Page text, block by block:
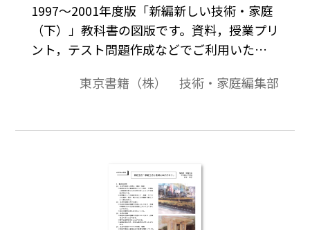
1997～2001年度版「新編新しい技術・家庭
（下）」教科書の図版です。資料，授業プリ
ント，テスト問題作成などでご利用いただ
をイラストで示す。
東京書籍（株） 技術・家庭編集部